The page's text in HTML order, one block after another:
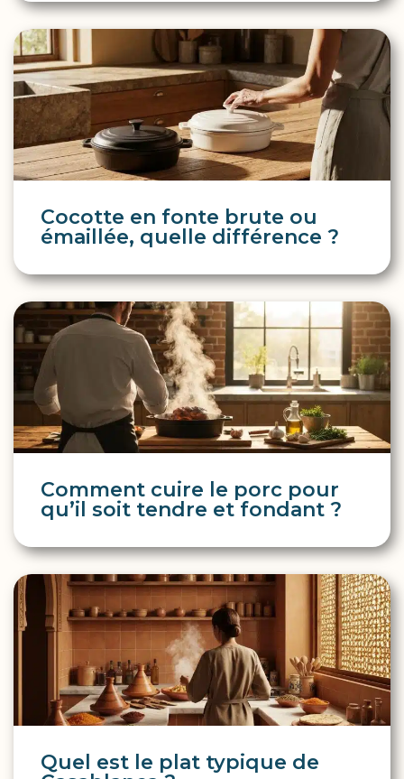
Cocotte en fonte brute ou
émaillée, quelle différence ?
Comment cuire le porc pour
qu’il soit tendre et fondant ?
Quel est le plat typique de